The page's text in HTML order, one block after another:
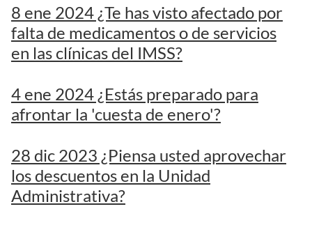
8 ene 2024 ¿Te has visto afectado por
falta de medicamentos o de servicios
en las clínicas del IMSS?
4 ene 2024 ¿Estás preparado para
afrontar la 'cuesta de enero'?
28 dic 2023 ¿Piensa usted aprovechar
los descuentos en la Unidad
Administrativa?